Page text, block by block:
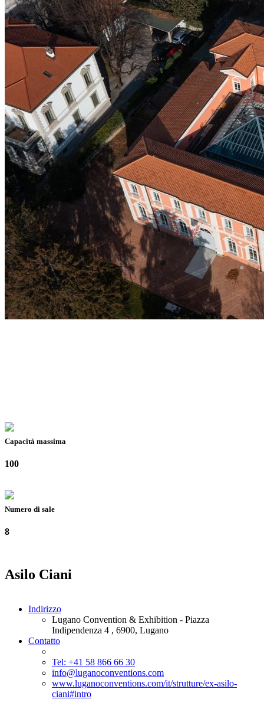
Capacità massima
100
Numero di sale
8
Asilo Ciani
Indirizzo
Lugano Convention & Exhibition - Piazza
Indipendenza 4 , 6900, Lugano
Contatto
Tel: +41 58 866 66 30
info@luganoconventions.com
www.luganoconventions.com/it/strutture/ex-asilo-
ciani#intro